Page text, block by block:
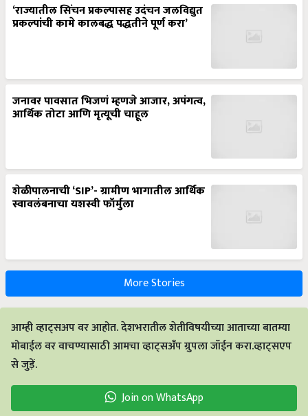
‘राज्यातील सिंचन प्रकल्पासह उदंचन जलविद्युत
प्रकल्पांची कामे कालबद्ध पद्धतीने पूर्ण करा’
जनावर पावसात भिजणं म्हणजे आजार, अपंगत्व,
आर्थिक तोटा आणि मृत्यूची चाहूल
शेळीपालनाची ‘SIP’- ग्रामीण भागातील आर्थिक
स्वावलंबनाचा यशस्वी फॉर्मुला
More Stories
आम्ही व्हाट्सअप वर आहोत. देशभरातील शेतीविषयीच्या आताच्या बातम्या
मोबाईल वर वाचण्यासाठी आमचा व्हाट्सअँप ग्रुपला जॉईन करा.व्हाट्सएप
से जुड़ें.
Join on WhatsApp